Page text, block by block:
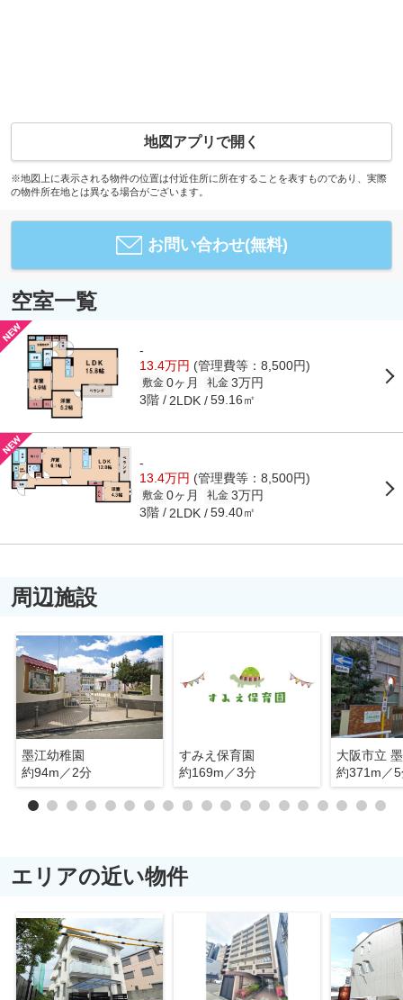
地図アプリで開く
※地図上に表示される物件の位置は付近住所に所在することを表すものであり、実際
の物件所在地とは異なる場合がございます。
お問い合わせ(無料)
空室一覧
-
13.4万円 (管理費等：8,500円)
敷金 0ヶ月 礼金 3万円
3階 2LDK 59.16㎡
-
13.4万円 (管理費等：8,500円)
敷金 0ヶ月 礼金 3万円
3階 2LDK 59.40㎡
周辺施設
墨江幼稚園
約94m／2分
すみえ保育園
約169m／3分
大阪市立
約371m／
エリアの近い物件